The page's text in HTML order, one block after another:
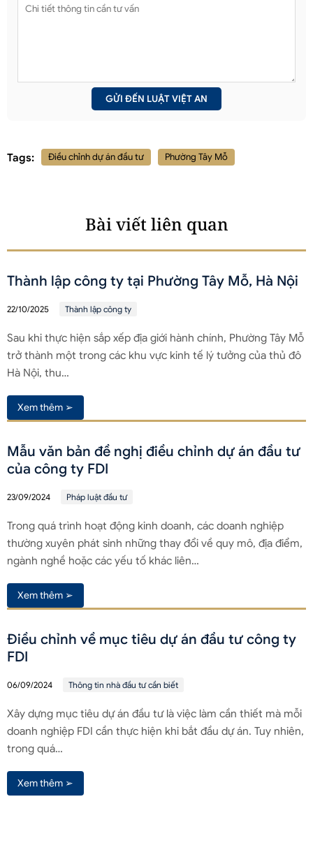
Tags: Điều chỉnh dự án đầu tư Phường Tây Mỗ
Bài viết liên quan
Thành lập công ty tại Phường Tây Mỗ, Hà Nội
22/10/2025 Thành lập công ty
Sau khi thực hiện sắp xếp địa giới hành chính, Phường Tây Mỗ
trở thành một trong các khu vực kinh tế lý tưởng của thủ đô
Hà Nội, thu…
Xem thêm ➢
Mẫu văn bản đề nghị điều chỉnh dự án đầu tư
của công ty FDI
23/09/2024 Pháp luật đầu tư
Trong quá trình hoạt động kinh doanh, các doanh nghiệp
thường xuyên phát sinh những thay đổi về quy mô, địa điểm,
ngành nghề hoặc các yếu tố khác liên…
Xem thêm ➢
Điều chỉnh về mục tiêu dự án đầu tư công ty
FDI
06/09/2024 Thông tin nhà đầu tư cần biết
Xây dựng mục tiêu dự án đầu tư là việc làm cần thiết mà mỗi
doanh nghiệp FDI cần thực hiện khi bắt đầu dự án. Tuy nhiên,
trong quá…
Xem thêm ➢